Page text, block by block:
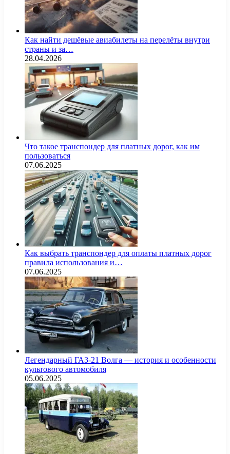
Как найти дешёвые авиабилеты на перелёты внутри
страны и за…
28.04.2026
Что такое транспондер для платных дорог, как им
пользоваться
07.06.2025
Как выбрать транспондер для оплаты платных дорог
правила использования и…
07.06.2025
Легендарный ГАЗ-21 Волга — история и особенности
культового автомобиля
05.06.2025